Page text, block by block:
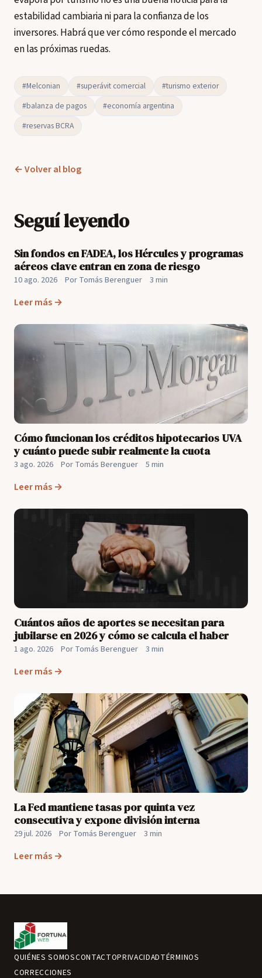
estabilidad cambiaria ni para la confianza de los
inversores. Habrá que ver cómo responde el mercado
en las próximas ruedas.
#Melconian #superávit comercial
#turismo exterior
#balanza de pagos
#economía argentina
#reservas BCRA
← Volver al blog
Seguí leyendo
Sin fondos en FADEA, los Hércules y programas
aéreos clave entran en zona de riesgo
10 ago. 2026 Por Tomás Berenguer 3 min
Leer más →
Cómo funcionan los créditos hipotecarios UVA
y cuánto puede subir realmente la cuota
3 ago. 2026 Por Tomás Berenguer 5 min
Leer más →
Cuántos años de aportes se necesitan para
jubilarse en 2026 y cómo se calcula el haber
1 ago. 2026 Por Tomás Berenguer 3 min
Leer más →
La Fed mantiene tasas por quinta vez
consecutiva y expone división interna
29 jul. 2026 Por Tomás Berenguer 3 min
Leer más →
QUIÉNES SOMOSCONTACTOPRIVACIDADTÉRMINOS
CORRECCIONES